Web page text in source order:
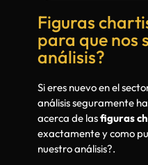
Figuras
para que nos
análisis?
Si eres nuevo en el
análisis seguramente
acerca de lasfiguras
exactamente y como
nuestro análisis?.